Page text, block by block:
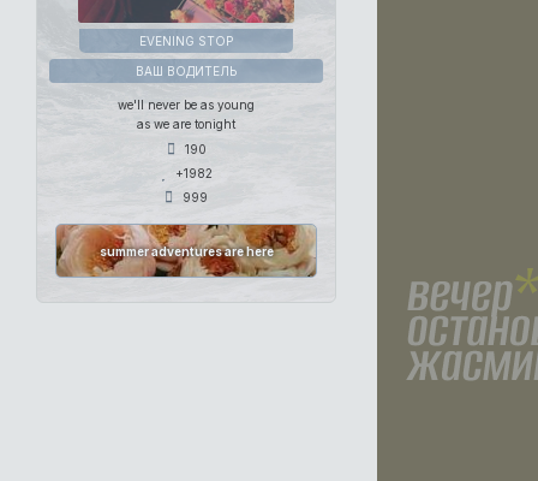
EVENING STOP
ВАШ ВОДИТЕЛЬ
we'll never be as young
as we are tonight
190
+1982
999
summer adventures are here